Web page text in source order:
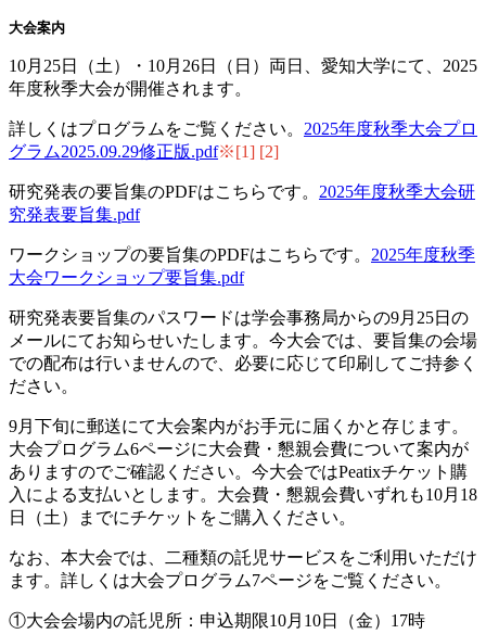
大会案内
10月25日（土）・10月26日（日）両日、愛知大学にて、2025
年度秋季大会が開催されます。
詳しくはプログラムをご覧ください。 2025年度秋季大会プロ
グラム2025.09.29修正版.pdf※[1] [2]
研究発表の要旨集のPDFはこちらです。 2025年度秋季大会研
究発表要旨集.pdf
ワークショップの要旨集のPDFはこちらです。 2025年度秋季
大会ワークショップ要旨集.pdf
研究発表要旨集のパスワードは学会事務局からの9月25日の
メールにてお知らせいたします。今大会では、要旨集の会場
での配布は行いませんので、必要に応じて印刷してご持参く
ださい。
9月下旬に郵送にて大会案内がお手元に届くかと存じます。
大会プログラム6ページに大会費・懇親会費について案内が
ありますのでご確認ください。今大会ではPeatixチケット購
入による支払いとします。大会費・懇親会費いずれも10月18
日（土）までにチケットをご購入ください。
なお、本大会では、二種類の託児サービスをご利用いただけ
ます。詳しくは大会プログラム7ページをご覧ください。
①大会会場内の託児所：申込期限10月10日（金）17時